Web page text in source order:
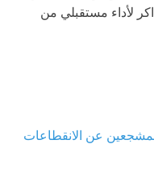
لأداء مستقبلي من